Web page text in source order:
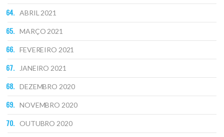
ABRIL 2021
MARÇO 2021
FEVEREIRO 2021
JANEIRO 2021
DEZEMBRO 2020
NOVEMBRO 2020
OUTUBRO 2020